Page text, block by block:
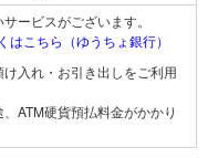
ービスがございます。
こちら（ゆうちょ銀行）
入れ・お引き出しをご利用
ATM硬貨預払料金がかかり